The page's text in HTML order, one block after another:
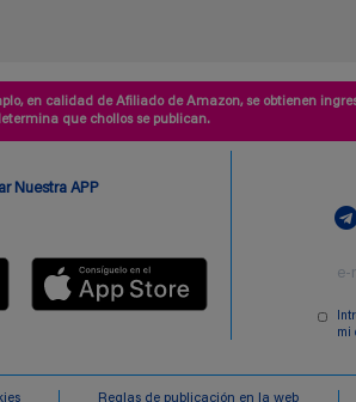
en calidad de Afiliado de Amazon, se obtienen
que chollos se publican.
Nuestra APP
mi
Reglas de publicación en la web